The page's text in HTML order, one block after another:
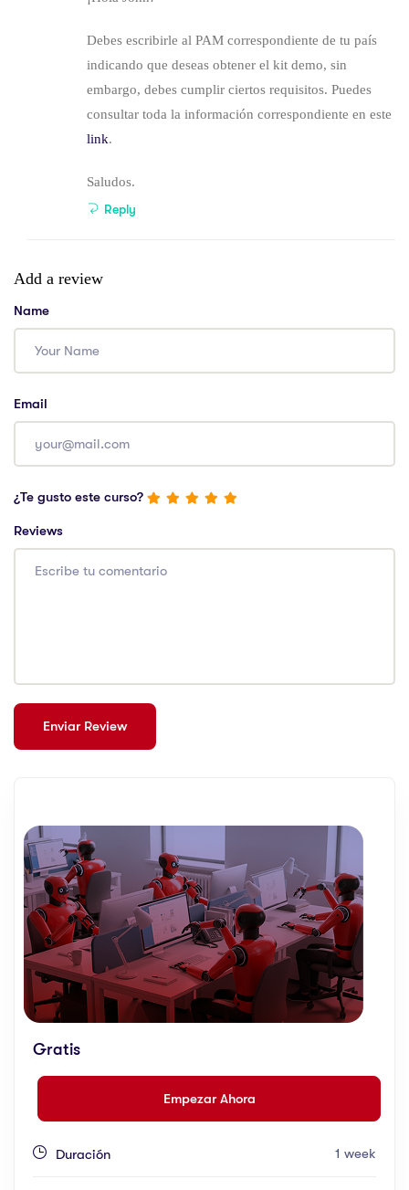
Debes escribirle al PAM correspondiente de tu país
indicando que deseas obtener el kit demo, sin
embargo, debes cumplir ciertos requisitos. Puedes
consultar toda la información correspondiente en este
link.
Saludos.
Reply
Add a review
Name
Email
¿Te gusto este curso?
Reviews
Gratis
Empezar Ahora
Duración 1 week